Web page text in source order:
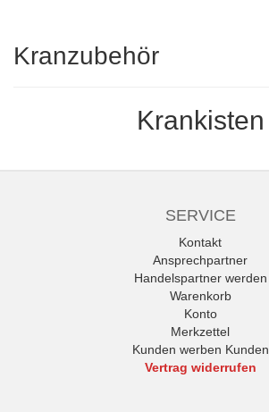
Kranzubehör
Krankisten
SERVICE
Kontakt
Ansprechpartner
Handelspartner werden
Warenkorb
Konto
Merkzettel
Kunden werben Kunden
Vertrag widerrufen